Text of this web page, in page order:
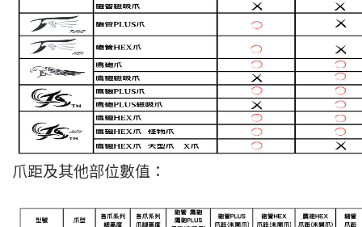
爪距及其他部位數值：